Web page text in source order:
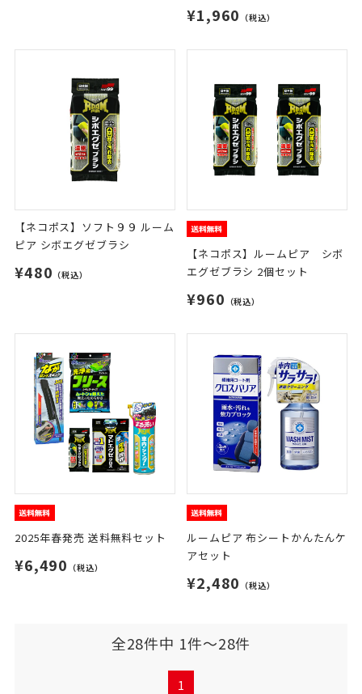
¥1,960 （税込）
【ネコポス】ソフト９９ ルーム
ピア シボエグゼブラシ
¥480 （税込）
【ネコポス】ルームピア シボ
エグゼブラシ 2個セット
¥960 （税込）
2025年春発売 送料無料セット
¥6,490 （税込）
ルームピア 布シートかんたんケ
アセット
¥2,480 （税込）
全28件中 1件～28件
1